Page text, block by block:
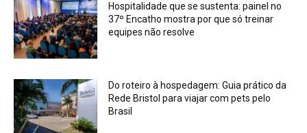
Hospitalidade que se sustenta: painel no
37º Encatho mostra por que só treinar
equipes não resolve
Do roteiro à hospedagem: Guia prático da
Rede Bristol para viajar com pets pelo
Brasil